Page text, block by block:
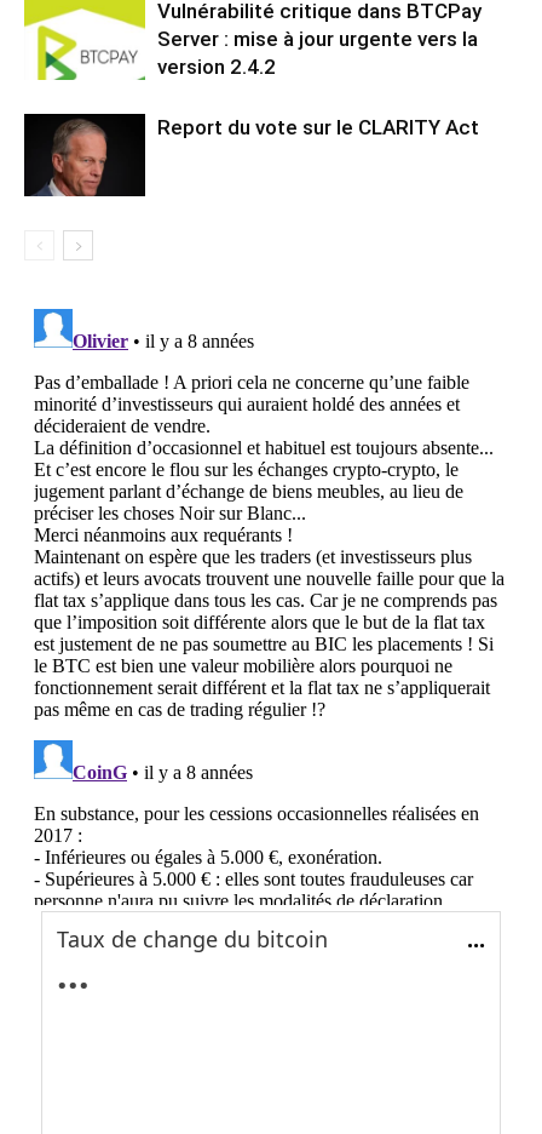
Vulnérabilité critique dans BTCPay
Server : mise à jour urgente vers la
version 2.4.2
Report du vote sur le CLARITY Act
Taux de change du bitcoin ...
...